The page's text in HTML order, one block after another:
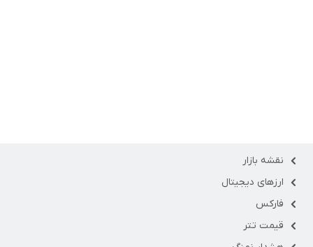
نقشه بازار
ارزهای دیجیتال
فارکس
قیمت تتر